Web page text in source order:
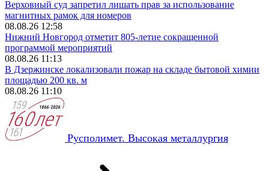
Верховный суд запретил лишать прав за использование
магнитных рамок для номеров
08.08.26 12:58
Нижний Новгород отметит 805-летие сокращенной
программой мероприятий
08.08.26 11:13
В Дзержинске локализовали пожар на складе бытовой химии
площадью 200 кв. м
08.08.26 11:10
Русполимет. Высокая металлургия